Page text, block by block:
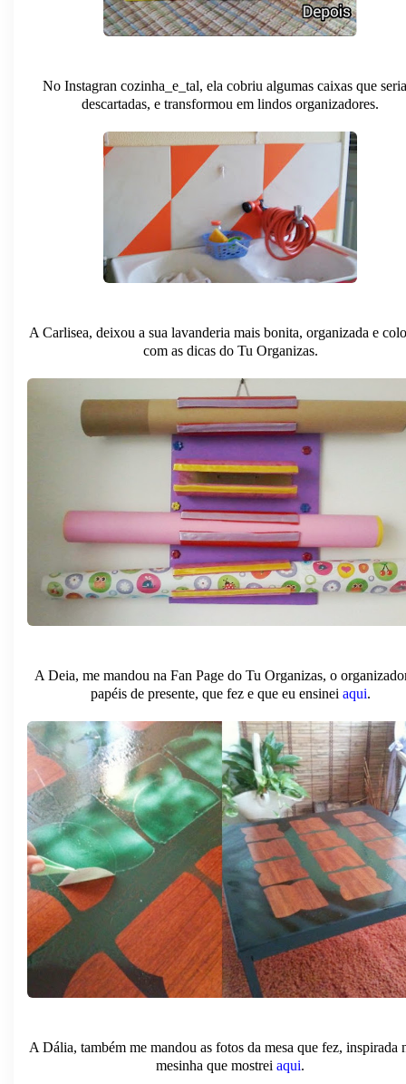
No Instagran cozinha_e_tal, ela cobriu algumas caixas que
descartadas, e transformou em lindos organizadores.
A Carlisea, deixou a sua lavanderia mais bonita, organizada e
com as dicas do Tu Organizas.
A Deia, me mandou na Fan Page do Tu Organizas, o
papéis de presente, que fez e que eu ensinei aqui.
A Dália, também me mandou as fotos da mesa que fez, inspirada
mesinha que mostrei aqui.